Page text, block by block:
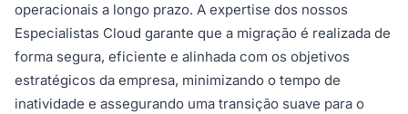
operacionais a longo prazo. A expertise dos nossos
Especialistas Cloud garante que a migração é realizada de
forma segura, eficiente e alinhada com os objetivos
estratégicos da empresa, minimizando o tempo de
inatividade e assegurando uma transição suave para o